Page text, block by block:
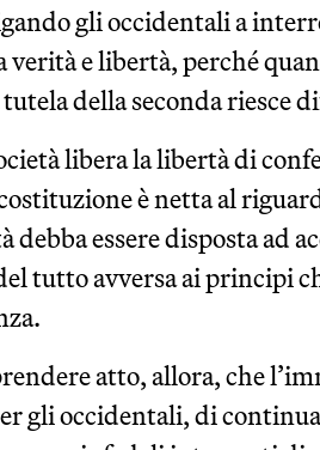
gli occidentali a
verità e libertà, perché
della seconda riesce
libera la libertà di
è netta al
debba essere disposta ad
tutto avversa ai principi
atto, allora, che
gli occidentali, di